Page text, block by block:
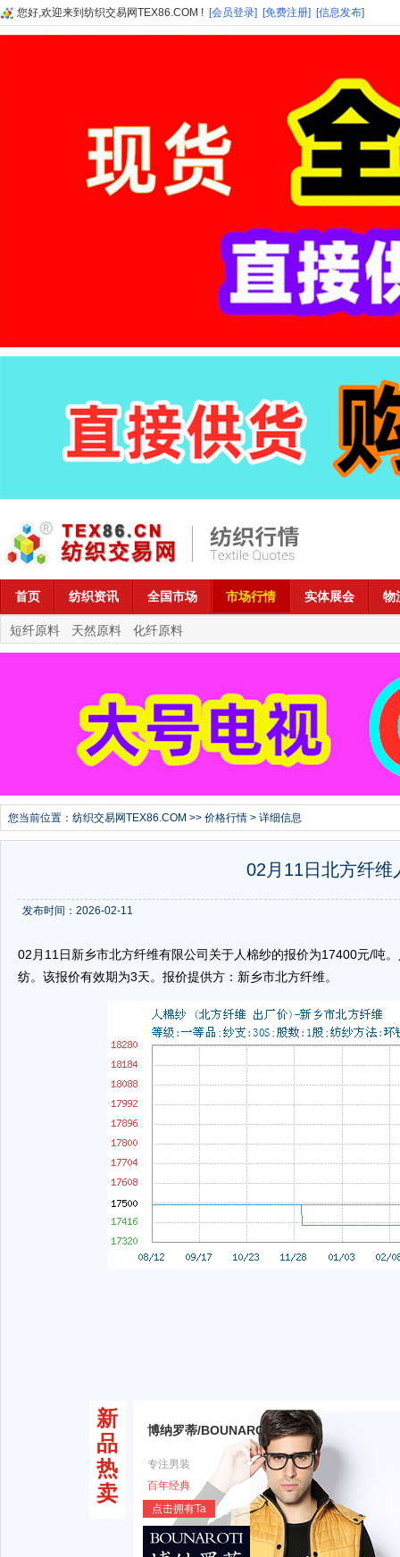
您好,欢迎来到纺织交易网TEX86.COM ! [会员登录] [免费注册] [信息发布]
首页 纺织资讯 全国市场 市场行情 实体展会 物
短纤原料 天然原料 化纤原料
您当前位置： 纺织交易网TEX86.COM >> 价格行情 > 详细信息
02月11日北方纤维
发布时间：2026-02-11
02月11日新乡市北方纤维有限公司关于人棉纱的报价为17400元/吨
纺。该报价有效期为3天。报价提供方：新乡市北方纤维。
新
品
热
卖
博纳罗蒂/BOUNAROTI
专注男装
百年经典
点击拥有Ta